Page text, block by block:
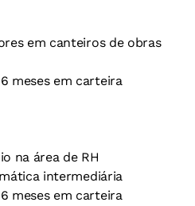
em canteiros de obras
meses em carteira
na área de RH
intermediária
meses em carteira